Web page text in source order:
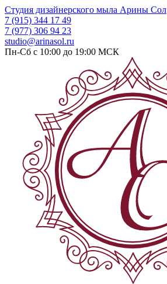
Студия дизайнерского мыла Арины Сол
7 (915) 344 17 49
7 (977) 306 94 23
studio@arinasol.ru
Пн-Сб с 10:00 до 19:00 МСК